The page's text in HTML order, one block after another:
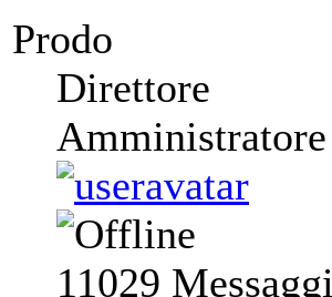
Prodo
Direttore
Amministratore
11029 Messaggi